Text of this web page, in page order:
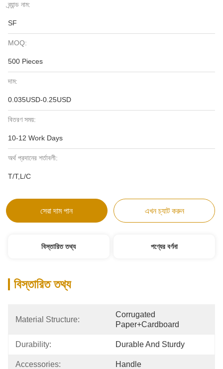
ব্র্যান্ড নাম:
SF
MOQ:
500 Pieces
দাম:
0.035USD-0.25USD
বিতরণ সময়:
10-12 Work Days
অর্থ প্রদানের শর্তাবলী:
T/T,L/C
সেরা দাম পান এখন চ্যাট করুন
বিস্তারিত তথ্য পণ্যের বর্ণনা
বিস্তারিত তথ্য
Material Structure:
Corrugated
Paper+cardboard
Durability: Durable And Sturdy
Accessories: Handle